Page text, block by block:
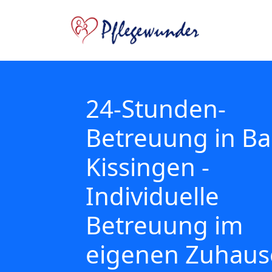
24-Stunden-
Betreuung in
Kissingen -
Individuelle
Betreuung im
eigenen